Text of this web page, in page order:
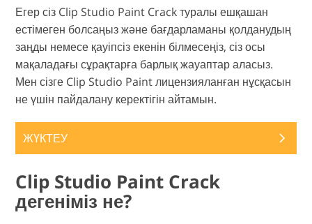
Егер сіз Clip Studio Paint Crack туралы ешқашан
естімеген болсаңыз және бағдарламаны қолданудың
заңды немесе қауіпсіз екенін білмесеңіз, сіз осы
мақаладағы сұрақтарға барлық жауаптар аласыз.
Мен сізге Clip Studio Paint лицензияланған нұсқасын
не үшін пайдалану керектігін айтамын.
ЖҮКТЕУ
Clip Studio Paint Crack
дегеніміз не?